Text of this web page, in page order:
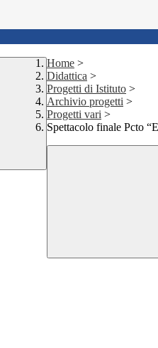
Home >
Didattica >
Progetti di Istituto >
Archivio progetti >
Progetti vari >
Spettacolo finale Pcto